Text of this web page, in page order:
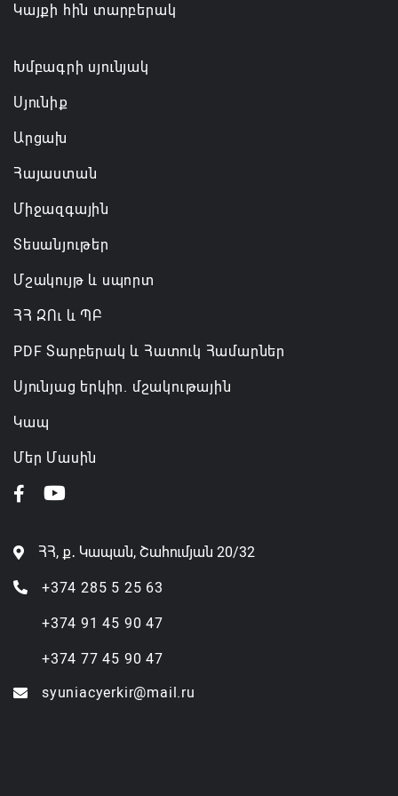
կլաստերների զարգացման համար
Կայքի հին տարբերակ
Խմբագրի սյունյակ
Սյունիք
Արցախ
Հայաստան
Միջազգային
Տեսանյութեր
Մշակույթ և սպորտ
ՀՀ ԶՈւ և ՊԲ
PDF Տարբերակ և Հատուկ Համարներ
Սյունյաց երկիր. մշակութային
Կապ
Մեր Մասին
ՀՀ, ք․ Կապան, Շահումյան 20/32
+374 285 5 25 63
+374 91 45 90 47
+374 77 45 90 47
syuniacyerkir@mail.ru